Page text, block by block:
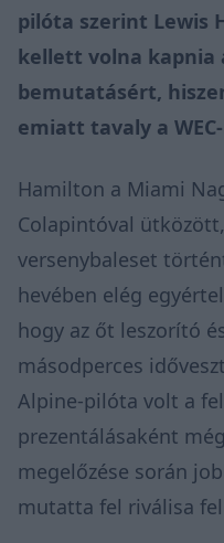
pilóta szerint Lewis
kellett volna kapnia
bemutatásért,
emiatt tavaly a
Hamilton a Miami
Colapintóval
versenybaleset
hevében elég
hogy az őt leszorító
másodperces
Alpine-pilóta volt a
prezentálásaként
megelőzése során
mutatta fel riválisa